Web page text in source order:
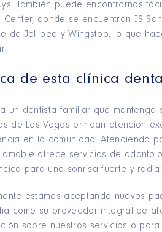
También puede encontrarnos
Center, donde se encuentran JS
de Jollibee y Wingstop, lo que
de esta clínica
un dentista familiar que
de Las Vegas brindan atención
en la comunidad. Atendiendo
amable ofrece servicios de
para una sonrisa fuerte y
estamos aceptando nuevos
como su proveedor integral de
sobre nuestros servicios o